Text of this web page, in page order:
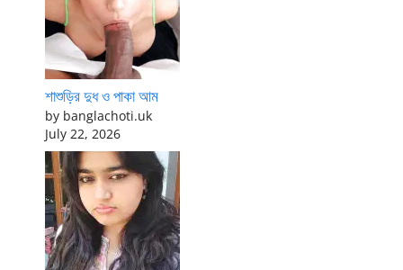
শাশুড়ির দুধ ও পাকা আম
by banglachoti.uk
July 22, 2026